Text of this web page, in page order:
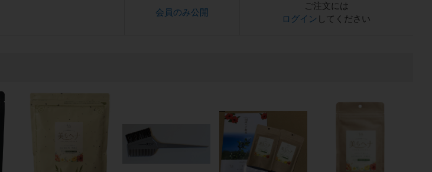
会員のみ公開
ご注文には
ログイン してください